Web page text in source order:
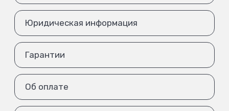
Юридическая информация
Гарантии
Об оплате